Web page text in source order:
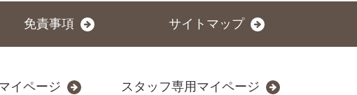
免責事項 サイトマップ
イページ スタッフ専用マイページ